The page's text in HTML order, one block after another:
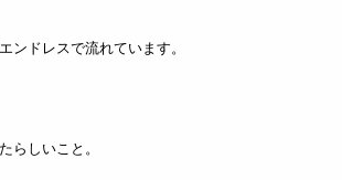
ンドレスで流れています。
らしいこと。